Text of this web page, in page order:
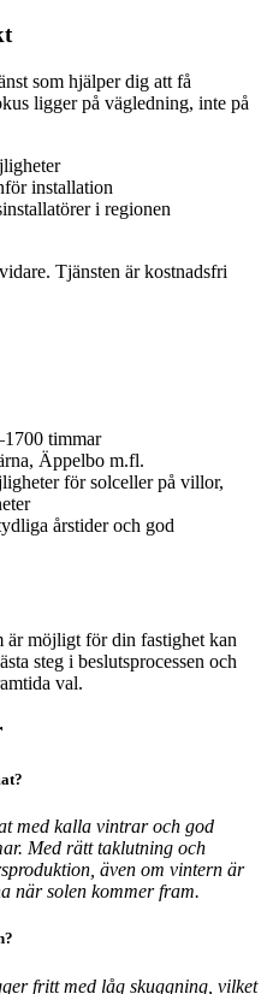
som hjälper dig att få
ligger på vägledning, inte på
installation
i regionen
Tjänsten är kostnadsfri
timmar
Äppelbo m.fl.
för solceller på villor,
årstider och god
möjligt för din fastighet kan
steg i beslutsprocessen och
val.
med kalla vintrar och god
Med rätt taklutning och
även om vintern är
när solen kommer fram.
fritt med låg skuggning, vilket